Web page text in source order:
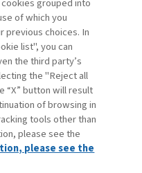
grouped into
of which you
previous choices. In
list", you can
the third party’s
the "Reject all
“X” button will result
of browsing in
tools other than
please see the
please see the